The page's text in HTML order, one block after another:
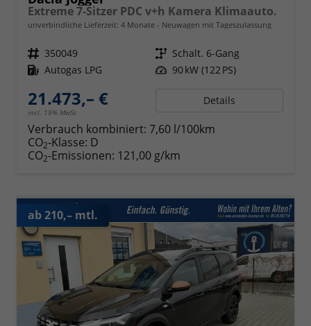
Extreme 7-Sitzer PDC v+h Kamera Klimaauto.
unverbindliche Lieferzeit: 4 Monate Neuwagen mit Tageszulassung
Fahrzeugnr. 350049 Getriebe Schalt. 6-Gang
Kraftstoff Autogas LPG Leistung 90 kW (122 PS)
21.473,– €
incl. 19% MwSt.
Details
Verbrauch kombiniert: 7,60 l/100km
CO2-Klasse: D
CO2-Emissionen: 121,00 g/km
ab 210,– mtl.